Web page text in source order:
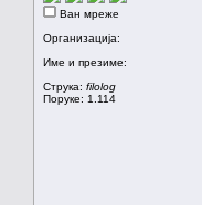
Ван мреже
Организација:
Име и презиме:
Струка: filolog
Поруке: 1.114